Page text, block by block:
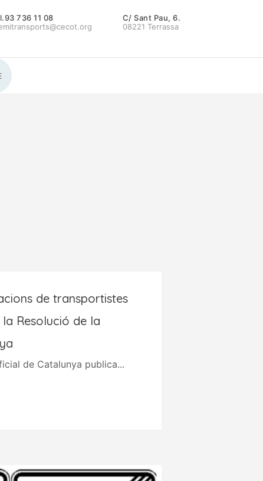
736 11 08
C/ Sant Pau, 6.
08221 Terrassa
de transportistes
Resolució de la
de Catalunya publica...